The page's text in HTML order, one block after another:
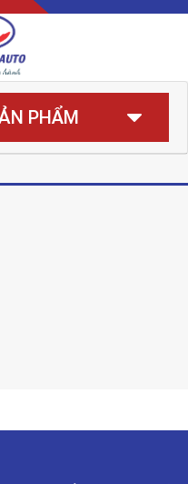
PHẨM